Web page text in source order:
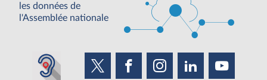
les données de
l'Assemblée nationale